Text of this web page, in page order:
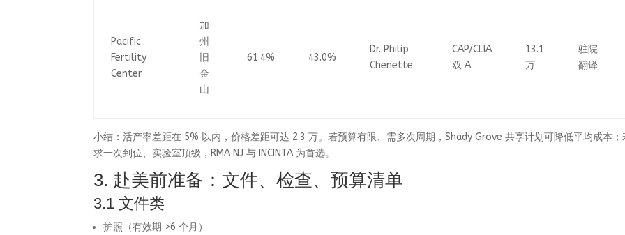
Pacific
Fertility
Center
加
州
旧
金
山
61.4% 43.0%
Dr. Philip
Chenette
CAP/CLIA
双 A
13.1
万
驻院
翻译
小结：活产率差距在 5% 以内，价格差距可达 2.3 万。若预算有限、需多次周期，Shady Grove 共享计划可降低平均成本；
求一次到位、实验室顶级，RMA NJ 与 INCINTA 为首选。
3. 赴美前准备：文件、检查、预算清单
3.1 文件类
护照（有效期 >6 个月）